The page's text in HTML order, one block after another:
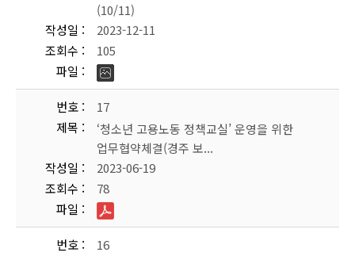
(10/11)
작성일
2023-12-11
조회수
105
파일
번호
17
제목
‘청소년 고용노동 정책교실’ 운영을 위한
업무협약체결(경주 보...
작성일
2023-06-19
조회수
78
파일
번호
16